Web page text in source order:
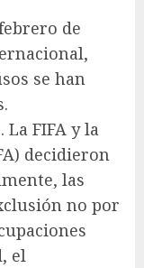
de
se han
La FIFA y la
decidieron
las
no por
el